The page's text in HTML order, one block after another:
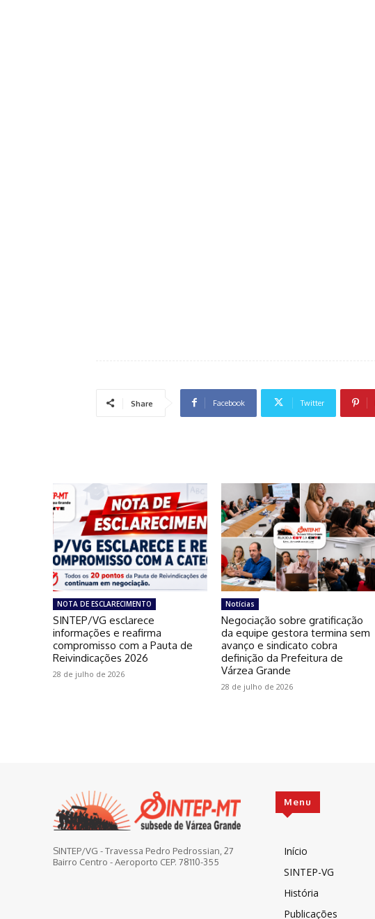
Share Facebook Twitter
NOTA DE ESCLARECIMENTO
SINTEP/VG esclarece
informações e reafirma
compromisso com a Pauta de
Reivindicações 2026
28 de julho de 2026
Notícias
Negociação sobre gratificação
da equipe gestora termina sem
avanço e sindicato cobra
definição da Prefeitura de
Várzea Grande
28 de julho de 2026
SINTEP/VG - Travessa Pedro Pedrossian, 27
Bairro Centro - Aeroporto CEP. 78110-355
Menu
Início
SINTEP-VG
História
Publicações